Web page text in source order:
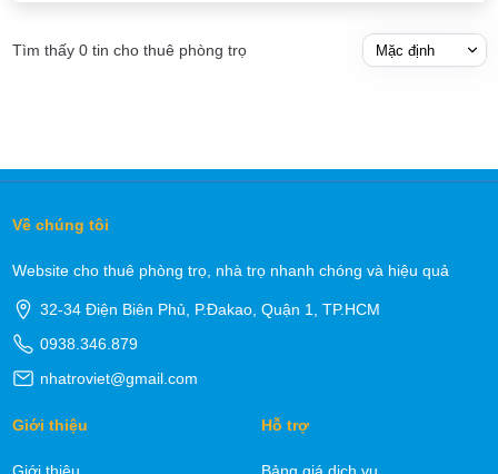
Tìm thấy 0 tin cho thuê phòng trọ
Về chúng tôi
Website cho thuê phòng trọ, nhà trọ nhanh chóng và hiệu quả
32-34 Điện Biên Phủ, P.Đakao, Quận 1, TP.HCM
0938.346.879
nhatroviet@gmail.com
Giới thiệu Hỗ trợ